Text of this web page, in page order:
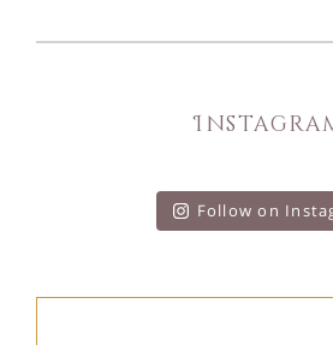
Follow on